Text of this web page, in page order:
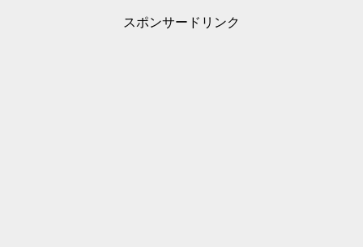
スポンサードリンク